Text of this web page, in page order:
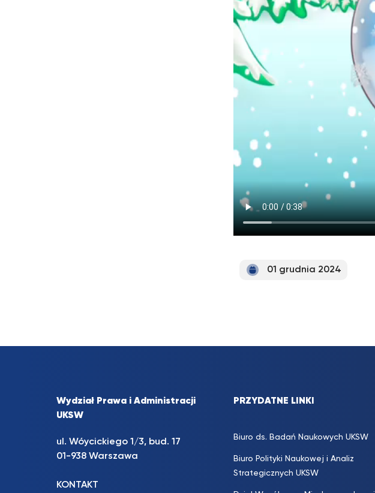
01 grudnia 2024
Wydział Prawa i Administracji
UKSW
ul. Wóycickiego 1/3, bud. 17
01-938 Warszawa
KONTAKT
PRZYDATNE LINKI
Biuro ds. Badań Naukowych UKSW
Biuro Polityki Naukowej i Analiz
Strategicznych UKSW